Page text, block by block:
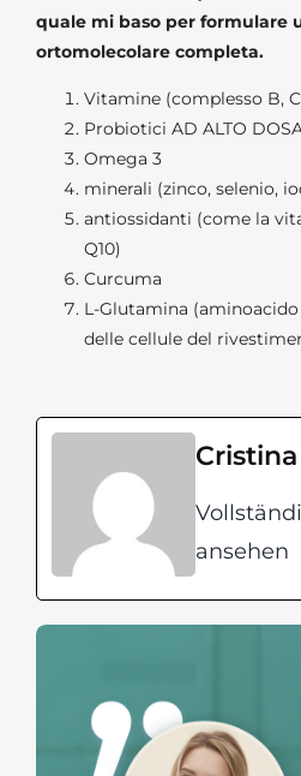
quale mi baso per formulare
ortomolecolare completa.
Vitamine (complesso B,
Probiotici AD ALTO
Omega 3
minerali (zinco, selenio,
antiossidanti (come la
Q10)
Curcuma
L-Glutamina
delle cellule del
ansehen